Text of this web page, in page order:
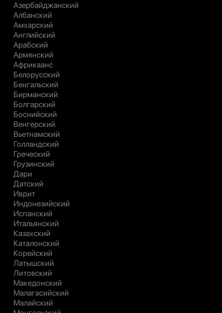
Азербайджанский
Албанский
Амхарский
Английский
Арабский
Армянский
Африкаанс
Белорусский
Бенгальский
Бирманский
Болгарский
Боснийский
Венгерский
Вьетнамский
Голландский
Греческий
Грузинский
Дари
Датский
Иврит
Индонезийский
Испанский
Итальянский
Казахский
Каталонский
Корейский
Латышский
Литовский
Македонский
Малагасийский
Малайский